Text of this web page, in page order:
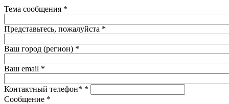
Тема сообщения *
Представьтесь, пожалуйста *
Ваш город (регион) *
Ваш email *
Контактный телефон* *
Сообщение *